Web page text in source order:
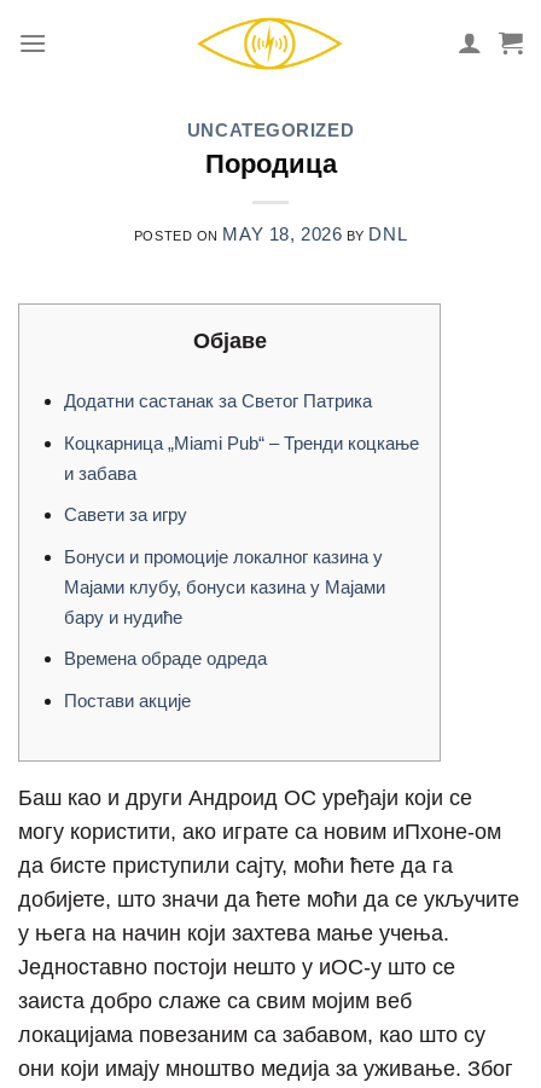
UNCATEGORIZED
Породица
POSTED ON MAY 18, 2026 BY DNL
Објаве
Додатни састанак за Светог Патрика
Коцкарница „Miami Pub“ – Тренди коцкање
и забава
Савети за игру
Бонуси и промоције локалног казина у
Мајами клубу, бонуси казина у Мајами
бару и нудиће
Времена обраде одреда
Постави акције
Баш као и други Андроид ОС уређаји који се
могу користити, ако играте са новим иПхоне-ом
да бисте приступили сајту, моћи ћете да га
добијете, што значи да ћете моћи да се укључите
у њега на начин који захтева мање учења.
Једноставно постоји нешто у иОС-у што се
заиста добро слаже са свим мојим веб
локацијама повезаним са забавом, као што су
они који имају мноштво медија за уживање. Због